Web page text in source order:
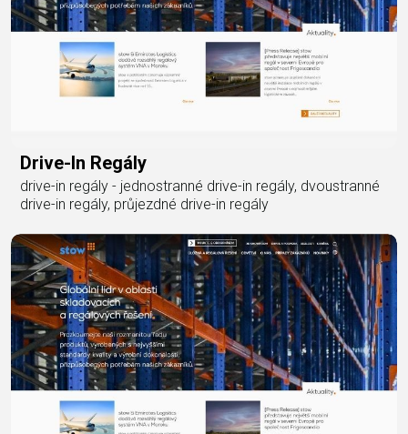
Drive-In Regály
drive-in regály - jednostranné drive-in regály, dvoustranné
drive-in regály, průjezdné drive-in regály